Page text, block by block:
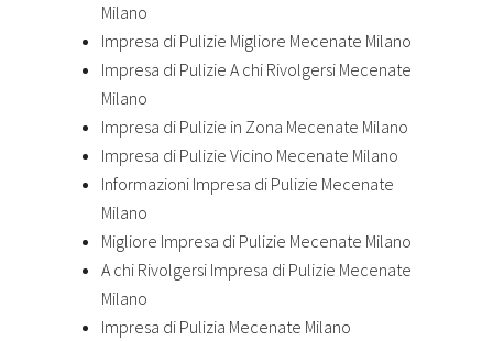
Milano
Impresa di Pulizie Migliore Mecenate Milano
Impresa di Pulizie A chi Rivolgersi Mecenate
Milano
Impresa di Pulizie in Zona Mecenate Milano
Impresa di Pulizie Vicino Mecenate Milano
Informazioni Impresa di Pulizie Mecenate
Milano
Migliore Impresa di Pulizie Mecenate Milano
A chi Rivolgersi Impresa di Pulizie Mecenate
Milano
Impresa di Pulizia Mecenate Milano